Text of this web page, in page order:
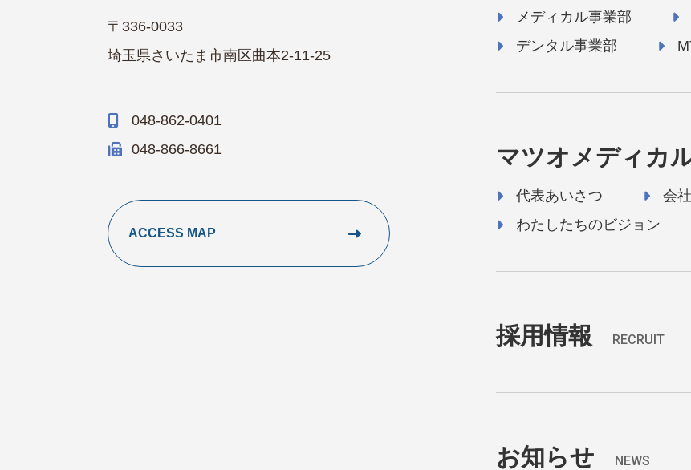
〒336-0033
埼玉県さいたま市南区曲本2-11-25
048-862-0401
048-866-8661
ACCESS MAP
メディカル事業部
デンタル事業部
マツオメディカ
代表あいさつ 会
わたしたちのビジョン
採用情報 RECRUIT
お知らせ NEWS